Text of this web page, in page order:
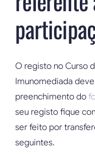
O registo no Curso
Imunomediada
preenchimento do
seu registo fique
ser feito por
seguintes.